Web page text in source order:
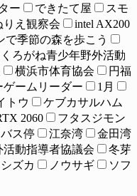
ー できたて屋
スモ
りえ観察会
intel AX200
で季節の森を歩こう
くろがね青少年野外活動
横浜市体育協会
円福
ゲームリーダー
1月
トウ
ケブカサルハム
2060
フタスジモン
ス停 江奈湾
金田湾
活動指導者協議会
冬芽
ズカ ノウサギ
ソフ